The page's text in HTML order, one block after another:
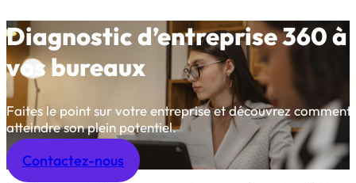
Diagnostic d’entreprise 360 à
vos bureaux
Faites le point sur votre entreprise et découvrez comment
atteindre son plein potentiel.
Contactez-nous